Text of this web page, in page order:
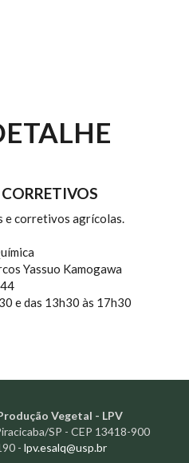
e corretivos agrícolas.
Yassuo Kamogawa
e das 13h30 às 17h30
Vegetal - LPV
SP - CEP 13418-900
- lpv.esalq@usp.br